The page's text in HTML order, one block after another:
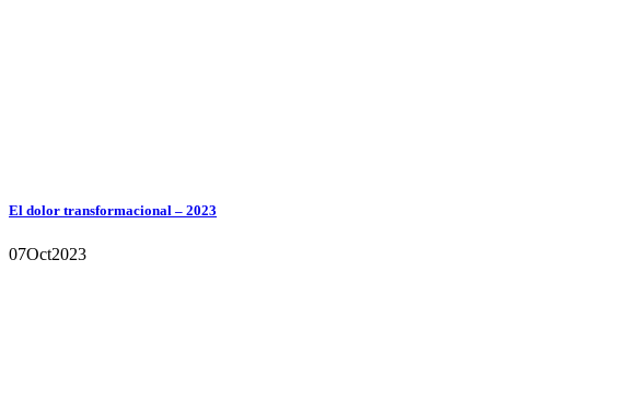
El dolor transformacional – 2023
07Oct2023